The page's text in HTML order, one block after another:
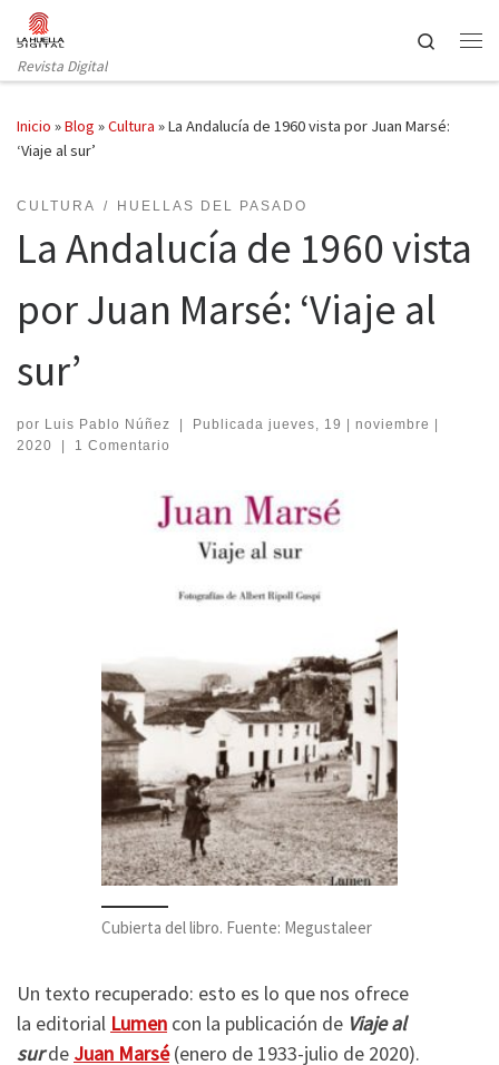
Saltar al contenido
Revista Digital
Search
Inicio »Blog »Cultura »La Andalucía de 1960 vista por Juan Marsé:
‘Viaje al sur’
CULTURA HUELLAS DEL PASADO
La Andalucía de 1960 vista
por Juan Marsé: ‘Viaje al
sur’
por Luis Pablo Núñez | Publicada jueves, 19 | noviembre |
2020
| 1 Comentario
Cubierta del libro. Fuente: Megustaleer
Un texto recuperado: esto es lo que nos ofrece
la editorial Lumen con la publicación de Viaje al
surde Juan Marsé(enero de 1933-julio de 2020).